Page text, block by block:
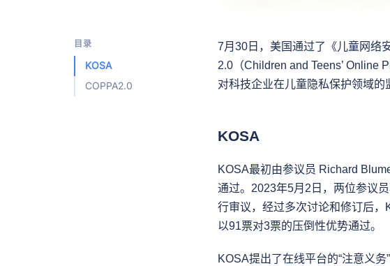
目录
KOSA
COPPA2.0
7月30日，美国通过了《儿童网络
2.0（Children and Teens’ Online
对科技企业在儿童隐私保护领域的
KOSA
KOSA最初由参议员 Richard
通过。2023年5月2日，两位参议
行审议，经过多次讨论和修订后
以91票对3票的压倒性优势通过。
KOSA提出了在线平台的“注意义